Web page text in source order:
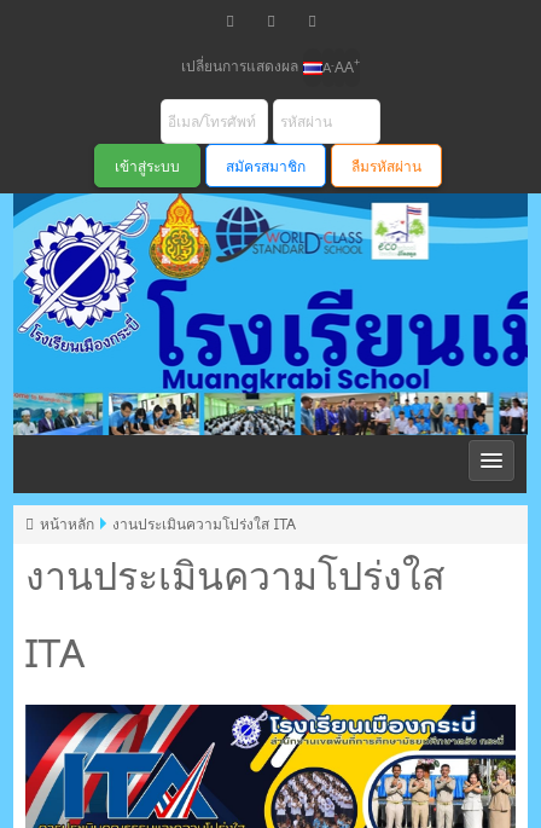
เปลี่ยนการแสดงผล A-AA+
สมัครสมาชิก ลืมรหัสผ่าน
โรงเรียนเมือง
กระบี่ สพม
ตรัง กระบี่
ระบบบริหารจัดการเว็บไซต์ (CMS) ด้วย Ajax โดยคนไทย
งานประเมินความโปร่งใส
ITA
หน้าหลัก งานประเมินความโปร่งใส ITA